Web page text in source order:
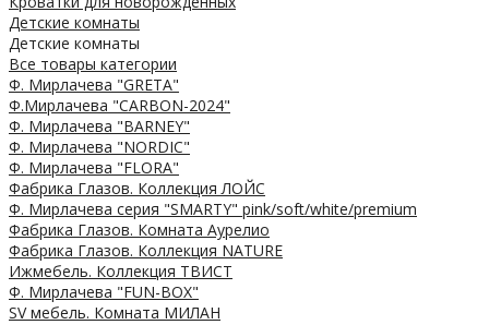
Детские комнаты
Детские комнаты
Все товары категории
Ф. Мирлачева "GRETA"
Ф.Мирлачева "CARBON-2024"
Ф. Мирлачева "BARNEY"
Ф. Мирлачева "NORDIC"
Ф. Мирлачева "FLORA"
Фабрика Глазов. Коллекция ЛОЙС
Ф. Мирлачева серия "SMARTY" pink/soft/white/premium
Фабрика Глазов. Комната Аурелио
Фабрика Глазов. Коллекция NATURE
Ижмебель. Коллекция ТВИСТ
Ф. Мирлачева "FUN-BOX"
SV мебель. Комната МИЛАН